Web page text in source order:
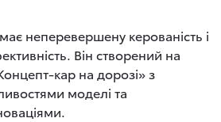
неперевершену керованість і
Він створений на
кар на дорозі» з
моделі та